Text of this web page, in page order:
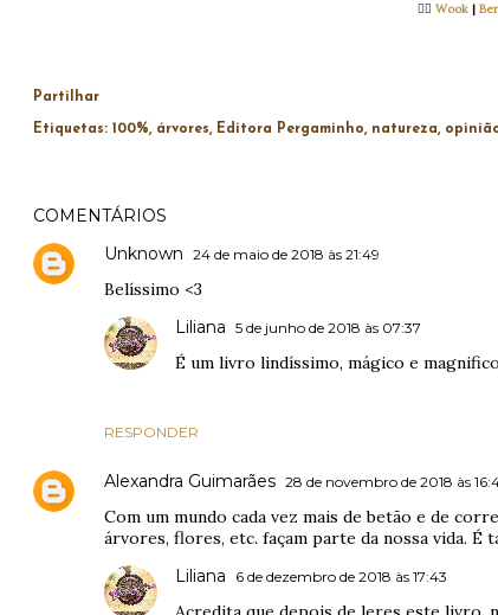
👉🏻 Wook |
Partilhar
Etiquetas: 100% árvores Editora Pergaminho natureza
COMENTÁRIOS
Unknown 24 de maio de 2018 às 21:49
Belíssimo <3
RESPONDER
Liliana 5 de junho de 2018 às 07:37
É um livro lindíssimo, mágico e
Alexandra Guimarães 28 de novembro de 2018 às
Com um mundo cada vez mais de betão e de
árvores, flores, etc. façam parte da nossa vida.
Liliana 6 de dezembro de 2018 às 17:43